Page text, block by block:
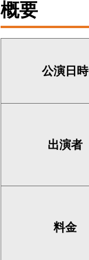
概要
公演日時
出演者
料金